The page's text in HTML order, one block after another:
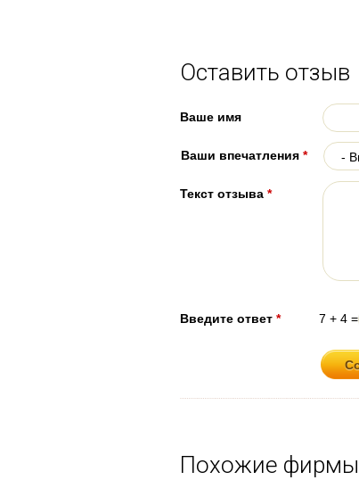
Оставить отзыв
Ваше имя
Ваши впечатления *
Текст отзыва *
Введите ответ * 7 + 4 =
Похожие фирмы